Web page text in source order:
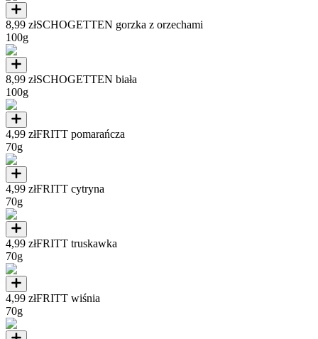
8,99 złSCHOGETTEN gorzka z orzechami
100g
8,99 złSCHOGETTEN biała
100g
4,99 złFRITT pomarańcza
70g
4,99 złFRITT cytryna
70g
4,99 złFRITT truskawka
70g
4,99 złFRITT wiśnia
70g